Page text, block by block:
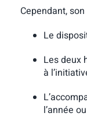
Cependant,
Le
Les deux
à
l’année